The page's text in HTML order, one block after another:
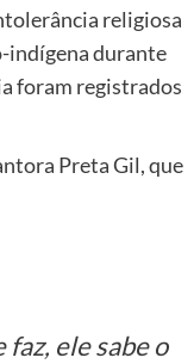
religiosa
indígena durante
foram registrados
Preta Gil, que
faz, ele sabe o